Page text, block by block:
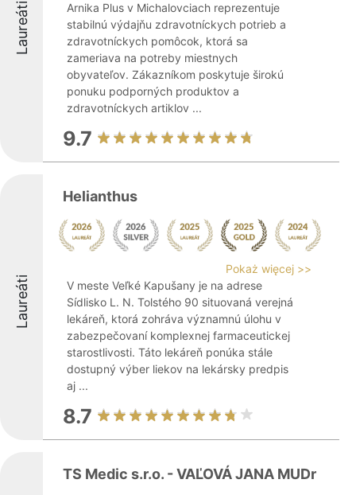
Laureáti
Arnika Plus v Michalovciach reprezentuje
stabilnú výdajňu zdravotníckych potrieb a
zdravotníckych pomôcok, ktorá sa
zameriava na potreby miestnych
obyvateľov. Zákazníkom poskytuje širokú
ponuku podporných produktov a
zdravotníckych artiklov ...
9.7
Laureáti
Helianthus
Pokaż więcej >>
V meste Veľké Kapušany je na adrese
Sídlisko L. N. Tolstého 90 situovaná verejná
lekáreň, ktorá zohráva významnú úlohu v
zabezpečovaní komplexnej farmaceutickej
starostlivosti. Táto lekáreň ponúka stále
dostupný výber liekov na lekársky predpis
aj ...
8.7
TS Medic s.r.o. - VAĽOVÁ JANA MUDr